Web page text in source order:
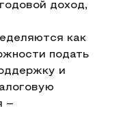
доход,
как
подать
и
–